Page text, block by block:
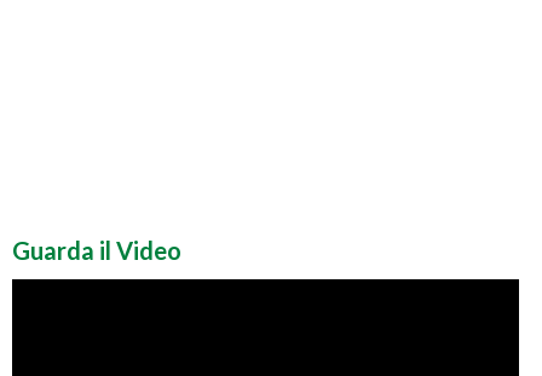
Guarda il Video